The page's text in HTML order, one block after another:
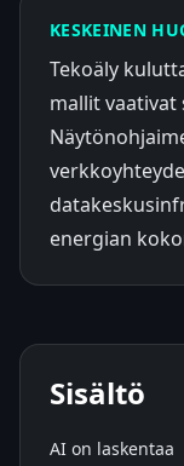
KESKEINEN
Tekoäly
mallit vaativat
energian
Sisältö
AI on laskentaa